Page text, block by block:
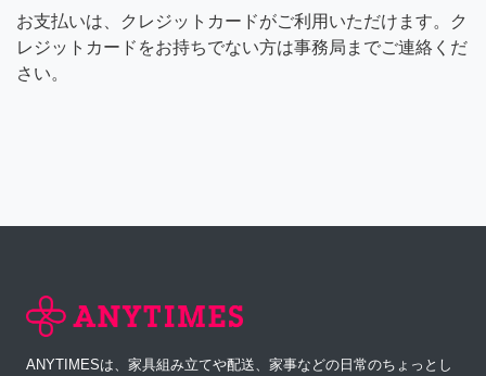
お支払いは、クレジットカードがご利用いただけます。ク
レジットカードをお持ちでない方は事務局までご連絡くだ
さい。
ANYTIMESは、家具組み立てや配送、家事などの日常のちょっとし